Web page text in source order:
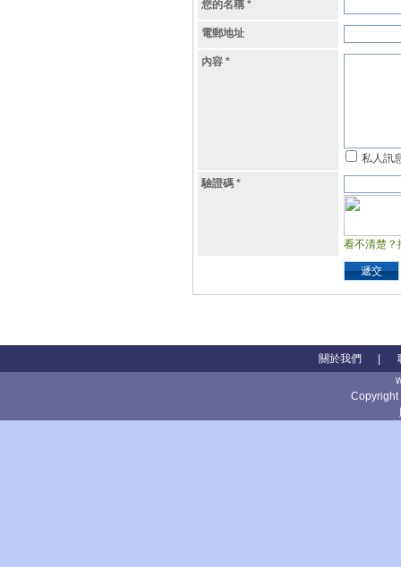
您的名稱 *
電郵地址
內容 *
私人訊
驗證碼 *
看不清楚？
遞交
關於我們